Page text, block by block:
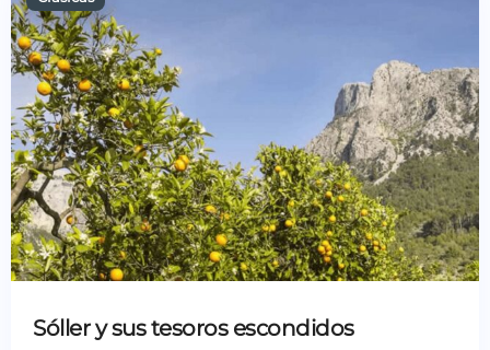
Sóller y sus tesoros escondidos